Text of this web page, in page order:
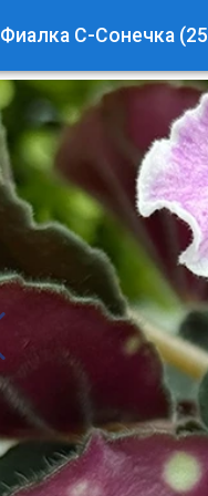
Фиалка С-Сонечка